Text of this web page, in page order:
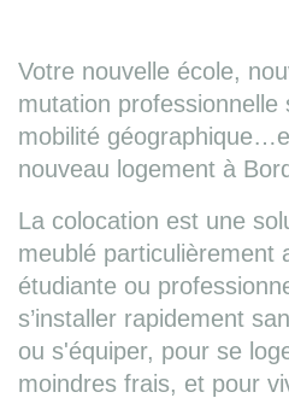
Votre nouvelle école,
mutation professionnelle
mobilité
nouveau logement à
La colocation est une
meublé particulièrement
étudiante ou
s’installer rapidement
ou s'équiper, pour se
moindres frais, et pour